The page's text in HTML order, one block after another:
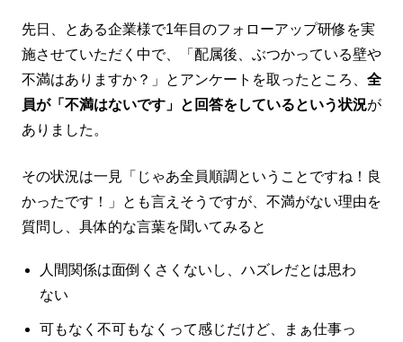
先日、とある企業様で1年目のフォローアップ研修を実
施させていただく中で、「配属後、ぶつかっている壁や
不満はありますか？」とアンケートを取ったところ、 全
員が「不満はないです」と回答をしているという状況が
ありました。
その状況は一見「じゃあ全員順調ということですね！良
かったです！」とも言えそうですが、不満がない理由を
質問し、具体的な言葉を聞いてみると
人間関係は面倒くさくないし、ハズレだとは思わ
ない
可もなく不可もなくって感じだけど、まぁ仕事っ